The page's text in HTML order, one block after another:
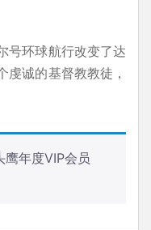
号环球航行改变了达
虔诚的基督教教徒，
鹰年度VIP会员